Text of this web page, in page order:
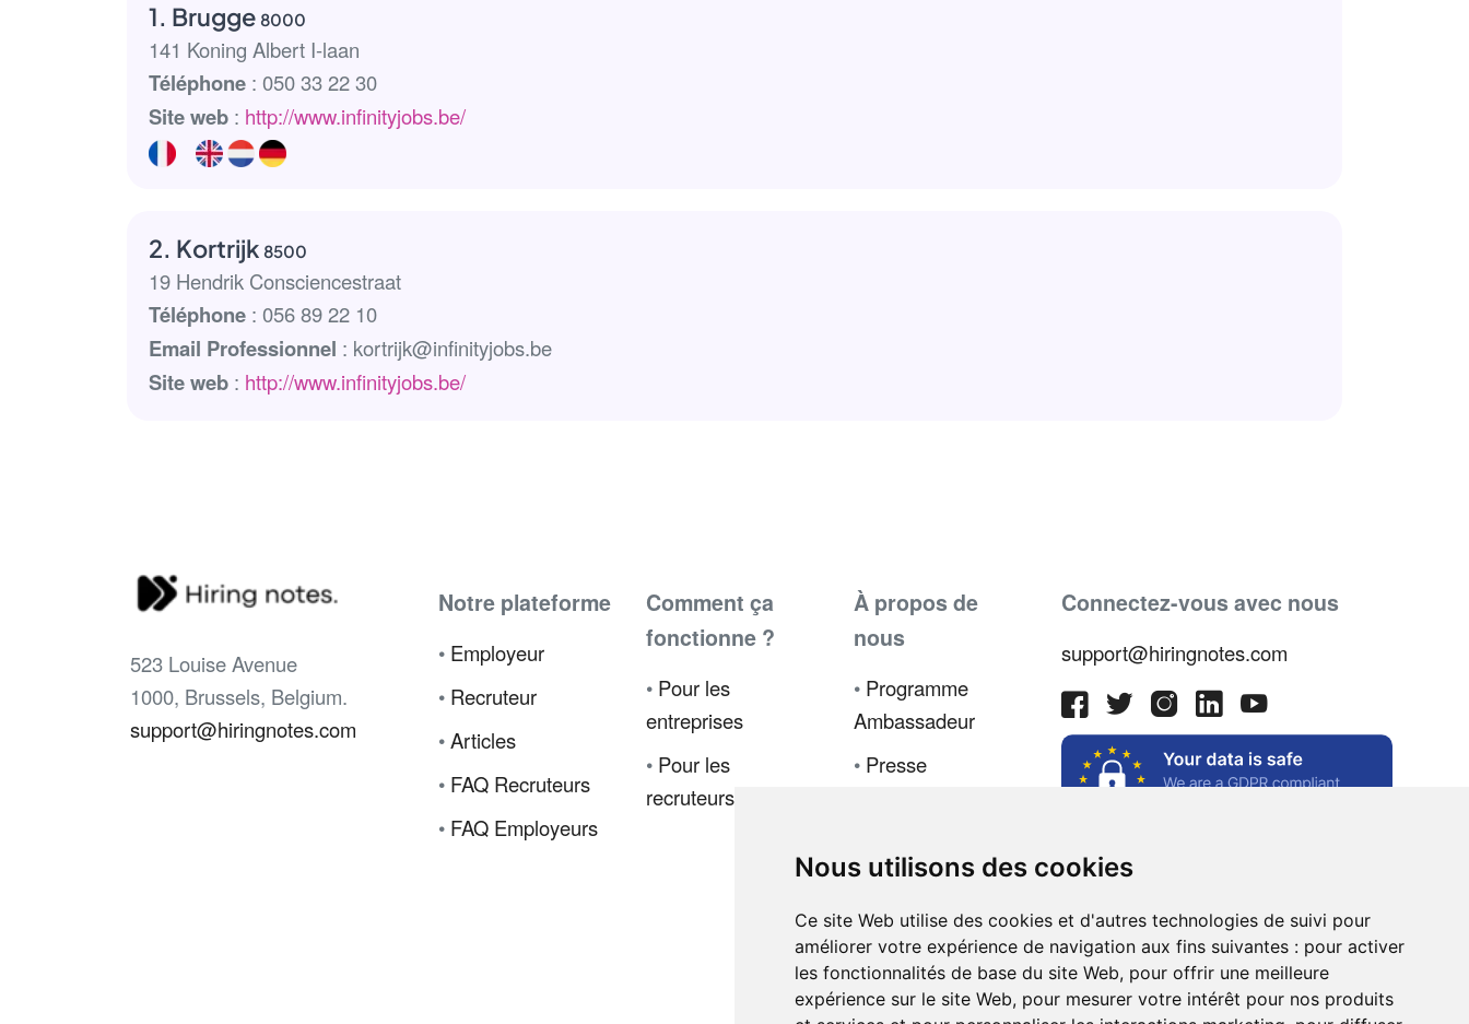
Nous utilisons des cookies
Ce site Web utilise des cookies et d'autres technologies de suivi pour
améliorer votre expérience de navigation aux fins suivantes : pour activer
les fonctionnalités de base du site Web, pour offrir une meilleure
expérience sur le site Web, pour mesurer votre intérêt pour nos produits
1. Brugge 8000
141 Koning Albert I-laan
Téléphone: 050 33 22 30
Site web: http://www.infinityjobs.be/
2. Kortrijk 8500
19 Hendrik Consciencestraat
Téléphone: 056 89 22 10
Email Professionnel : kortrijk@infinityjobs.be
Site web: http://www.infinityjobs.be/
523 Louise Avenue
1000, Brussels, Belgium.
support@hiringnotes.com
Notre plateforme
• Employeur
• Recruteur
•Articles
• FAQ Recruteurs
• FAQ Employeurs
Comment ça
fonctionne ?
• Pour les
entreprises
• Pour les
recruteurs
À propos de
nous
• Programme
Ambassadeur
• Presse
• Code de
déontologie
•Conditions de
vente
Connectez-vous avec nous
support@hiringnotes.com